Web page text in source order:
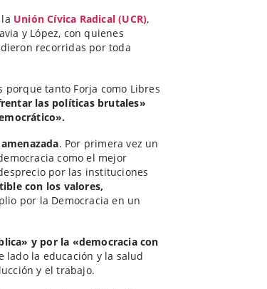
Unión Cívica Radical (UCR),
y López, con quienes
recorridas por toda
tanto Forja como Libres
las políticas brutales»
. Por primera vez un
como el mejor
por las instituciones
con los valores,
por la Democracia en un
y por la «democracia con
lado la educación y la salud
y el trabajo.